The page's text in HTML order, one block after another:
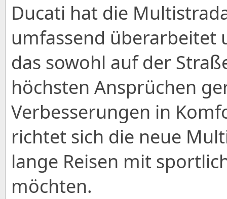
Ducati hat die
umfassend
das sowohl auf der
höchsten Ansprüchen
Verbesserungen in
richtet sich die neue
lange Reisen mit
möchten.